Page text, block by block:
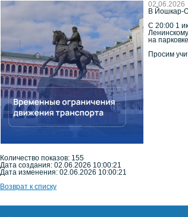
02.06.2026
В Йошкар-
С 20:00 1
на
Просим
Количество показов: 155
Дата создания: 02.06.2026 10:00:21
Дата изменения: 02.06.2026 10:00:21
Возврат к списку